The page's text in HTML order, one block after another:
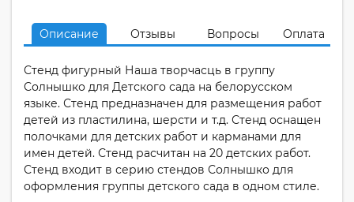
Описание Отзывы Вопросы Оплата
Стенд фигурный Наша творчасць в группу
Солнышко для Детского сада на белорусском
языке. Стенд предназначен для размещения работ
детей из пластилина, шерсти и т.д. Стенд оснащен
полочками для детских работ и карманами для
имен детей. Стенд расчитан на 20 детских работ.
Стенд входит в серию стендов Солнышко для
оформления группы детского сада в одном стиле.